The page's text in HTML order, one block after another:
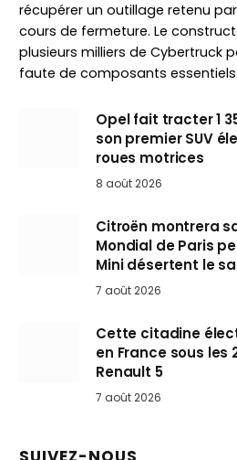
récupérer un outillage retenu
cours de fermeture. Le
plusieurs milliers de Cybertruck
faute de composants essentiels.
Opel fait tracter 1
son premier SUV
roues motrices
8 août 2026
Citroën montrera
Mondial de Paris
Mini désertent le
7 août 2026
Cette citadine
en France sous les
Renault 5
7 août 2026